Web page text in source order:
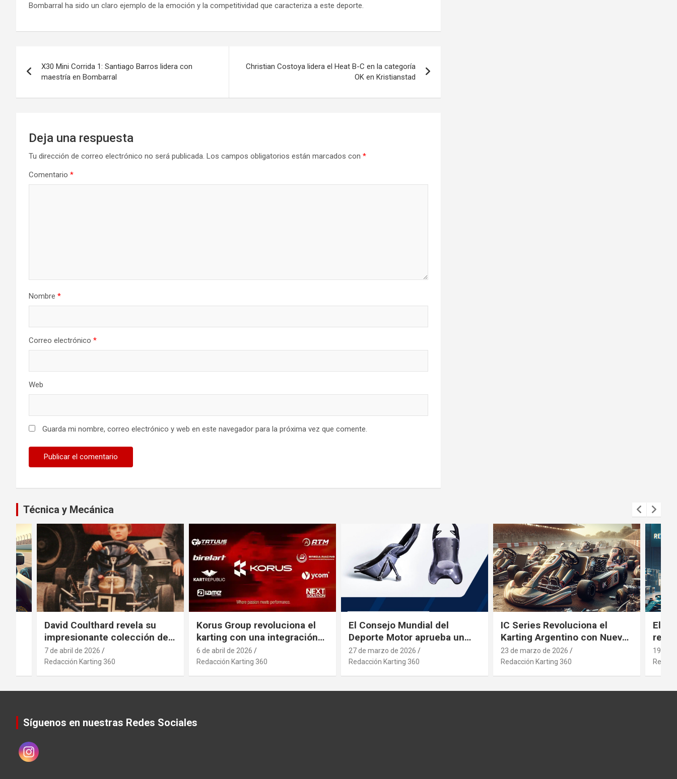
Bombarral ha sido un claro ejemplo de la emoción y la competitividad que caracteriza a este deporte.
de
entradas
X30 Mini Corrida 1: Santiago Barros lidera con
maestría en Bombarral
Christian Costoya lidera el Heat B-C en la categoría
OK en Kristianstad
Deja una respuesta
Tu dirección de correo electrónico no será publicada. Los campos obligatorios están marcados con *
Comentario *
Nombre *
Correo electrónico *
Web
Guarda mi nombre, correo electrónico y web en este navegador para la próxima vez que comente.
Técnica y Mecánica
David Coulthard revela su
impresionante colección de
vehículos
7 de abril de 2026
Redacción Karting 360
Korus Group revoluciona el
karting con una integración
industrial estratégica que se
anticipa a posibles
movimietos que afecten al
6 de abril de 2026
Redacción Karting 360
El Consejo Mundial del
Deporte Motor aprueba un
nuevo asiento de karting
27 de marzo de 2026
Redacción Karting 360
IC Series Revoluciona el
Karting Argentino con Nuevos
Motores
23 de marzo de 2026
Redacción Karting 360
El
19 de
Síguenos en nuestras Redes Sociales